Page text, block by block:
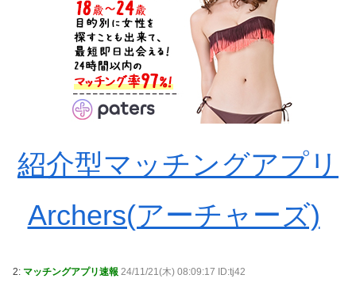
紹介型マッチングアプリ
Archers(アーチャーズ)
2: マッチングアプリ速報 24/11/21(木) 08:09:17 ID:tj42